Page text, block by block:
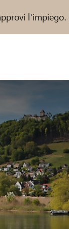
l'impiego.